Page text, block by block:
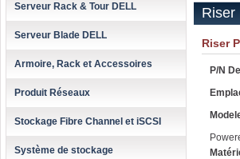
Serveur Rack & Tour DELL
Serveur Blade DELL
Armoire, Rack et Accessoires
Produit Réseaux
Stockage Fibre Channel et iSCSI
Système de stockage
Riser
Riser
P/N